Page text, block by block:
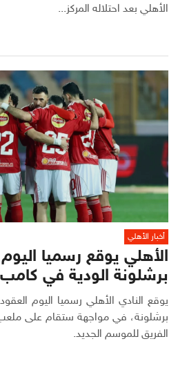
الأهلي بعد احتلاله المركز...
أخبار الأهلي
الأهلي يوقع رسميا
برشلونة الودية في
يوقع النادي الأهلي رسميا اليوم
برشلونة، في مواجهة ستقام على
الفريق للموسم الجديد.